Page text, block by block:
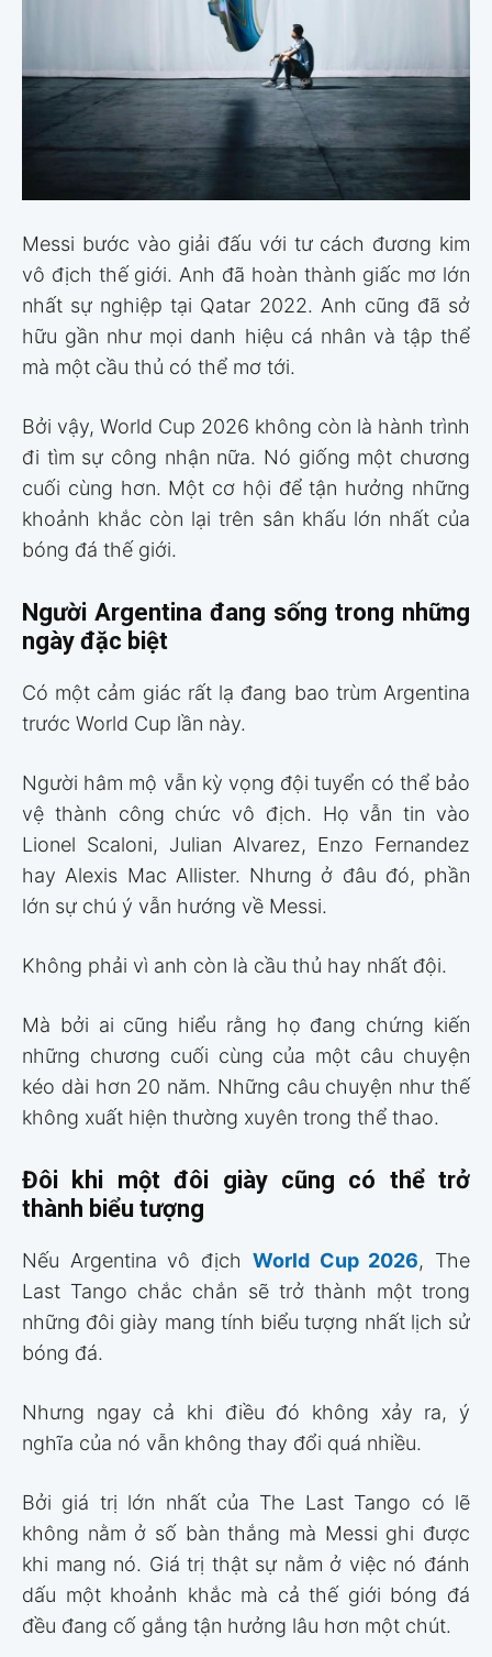
Messi bước vào giải đấu với tư cách đương kim
vô địch thế giới. Anh đã hoàn thành giấc mơ lớn
nhất sự nghiệp tại Qatar 2022. Anh cũng đã sở
hữu gần như mọi danh hiệu cá nhân và tập thể
mà một cầu thủ có thể mơ tới.
Bởi vậy, World Cup 2026 không còn là hành trình
đi tìm sự công nhận nữa. Nó giống một chương
cuối cùng hơn. Một cơ hội để tận hưởng những
khoảnh khắc còn lại trên sân khấu lớn nhất của
bóng đá thế giới.
Người Argentina đang sống trong những
ngày đặc biệt
Có một cảm giác rất lạ đang bao trùm Argentina
trước World Cup lần này.
Người hâm mộ vẫn kỳ vọng đội tuyển có thể bảo
vệ thành công chức vô địch. Họ vẫn tin vào
Lionel Scaloni, Julian Alvarez, Enzo Fernandez
hay Alexis Mac Allister. Nhưng ở đâu đó, phần
lớn sự chú ý vẫn hướng về Messi.
Không phải vì anh còn là cầu thủ hay nhất đội.
Mà bởi ai cũng hiểu rằng họ đang chứng kiến
những chương cuối cùng của một câu chuyện
kéo dài hơn 20 năm. Những câu chuyện như thế
không xuất hiện thường xuyên trong thể thao.
Đôi khi một đôi giày cũng có thể trở
thành biểu tượng
Nếu Argentina vô địch World Cup 2026, The
Last Tango chắc chắn sẽ trở thành một trong
những đôi giày mang tính biểu tượng nhất lịch sử
bóng đá.
Nhưng ngay cả khi điều đó không xảy ra, ý
nghĩa của nó vẫn không thay đổi quá nhiều.
Bởi giá trị lớn nhất của The Last Tango có lẽ
không nằm ở số bàn thắng mà Messi ghi được
khi mang nó. Giá trị thật sự nằm ở việc nó đánh
dấu một khoảnh khắc mà cả thế giới bóng đá
đều đang cố gắng tận hưởng lâu hơn một chút.